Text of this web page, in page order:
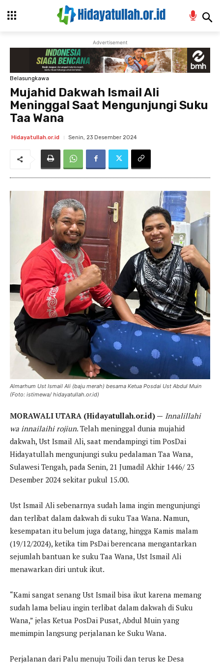
Advertisement
Belasungkawa
Mujahid Dakwah Ismail Ali
Meninggal Saat Mengunjungi Suku
Taa Wana
Hidayatullah.or.id Senin, 23 Desember 2024
Almarhum Ust Ismail Ali (baju merah) besama Ketua Posdai Ust Abdul Muin
(Foto: istimewa/ hidayatullah.or.id)
MORAWALI UTARA (Hidayatullah.or.id) — Innalillahi
wa innailaihi rojiun. Telah meninggal dunia mujahid
dakwah, Ust Ismail Ali, saat mendampingi tim PosDai
Hidayatullah mengunjungi suku pedalaman Taa Wana,
Sulawesi Tengah, pada Senin, 21 Jumadil Akhir 1446/ 23
Desember 2024 sekitar pukul 15.00.
Ust Ismail Ali sebenarnya sudah lama ingin mengunjungi
dan terlibat dalam dakwah di suku Taa Wana. Namun,
kesempatan itu belum juga datang, hingga Kamis malam
(19/12/2024), ketika tim PsDai berencana mengantarkan
sejumlah bantuan ke suku Taa Wana, Ust Ismail Ali
menawarkan diri untuk ikut.
“Kami sangat senang Ust Ismail bisa ikut karena memang
sudah lama beliau ingin terlibat dalam dakwah di Suku
Wana,” jelas Ketua PosDai Pusat, Abdul Muin yang
memimpin langsung perjalanan ke Suku Wana.
Perjalanan dari Palu menuju Toili dan terus ke Desa